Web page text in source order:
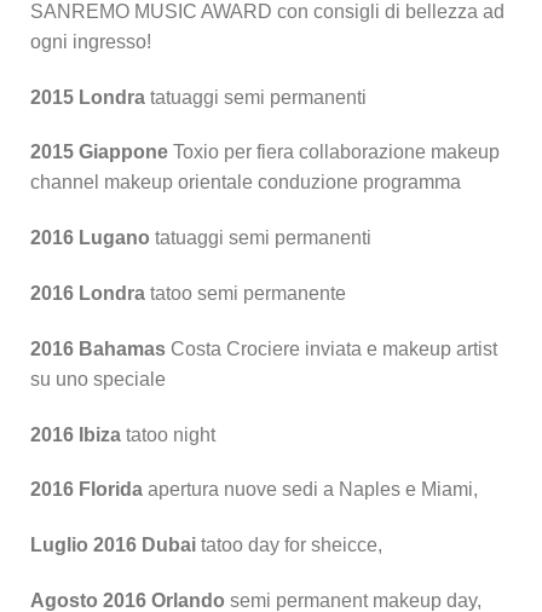
SANREMO MUSIC AWARD con consigli di bellezza ad
ogni ingresso!
2015 Londra tatuaggi semi permanenti
2015 Giappone Toxio per fiera collaborazione makeup
channel makeup orientale conduzione programma
2016 Lugano tatuaggi semi permanenti
2016 Londra tatoo semi permanente
2016 Bahamas Costa Crociere inviata e makeup artist
su uno speciale
2016 Ibiza tatoo night
2016 Florida apertura nuove sedi a Naples e Miami,
Luglio 2016 Dubai tatoo day for sheicce,
Agosto 2016 Orlando semi permanent makeup day,